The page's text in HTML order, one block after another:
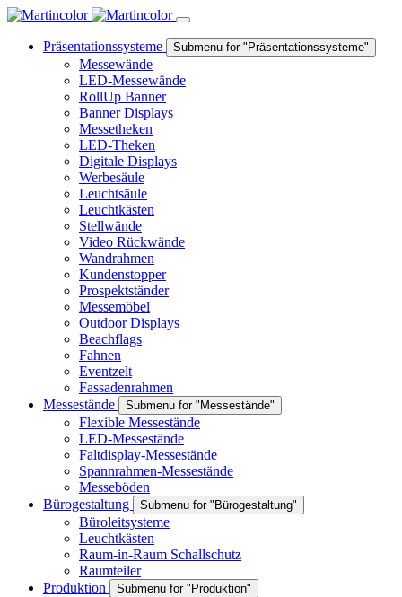
Präsentationssysteme Submenu for "Präsentationssysteme"
Messewände
LED-Messewände
RollUp Banner
Banner Displays
Messetheken
LED-Theken
Digitale Displays
Werbesäule
Leuchtsäule
Leuchtkästen
Stellwände
Video Rückwände
Wandrahmen
Kundenstopper
Prospektständer
Messemöbel
Outdoor Displays
Beachflags
Fahnen
Eventzelt
Fassadenrahmen
Messestände
Submenu for "Messestände"
Flexible Messestände
LED-Messestände
Faltdisplay-Messestände
Spannrahmen-Messestände
Messeböden
Bürogestaltung
Submenu for "Bürogestaltung"
Büroleitsysteme
Leuchtkästen
Raum-in-Raum Schallschutz
Raumteiler
Produktion
Submenu for "Produktion"